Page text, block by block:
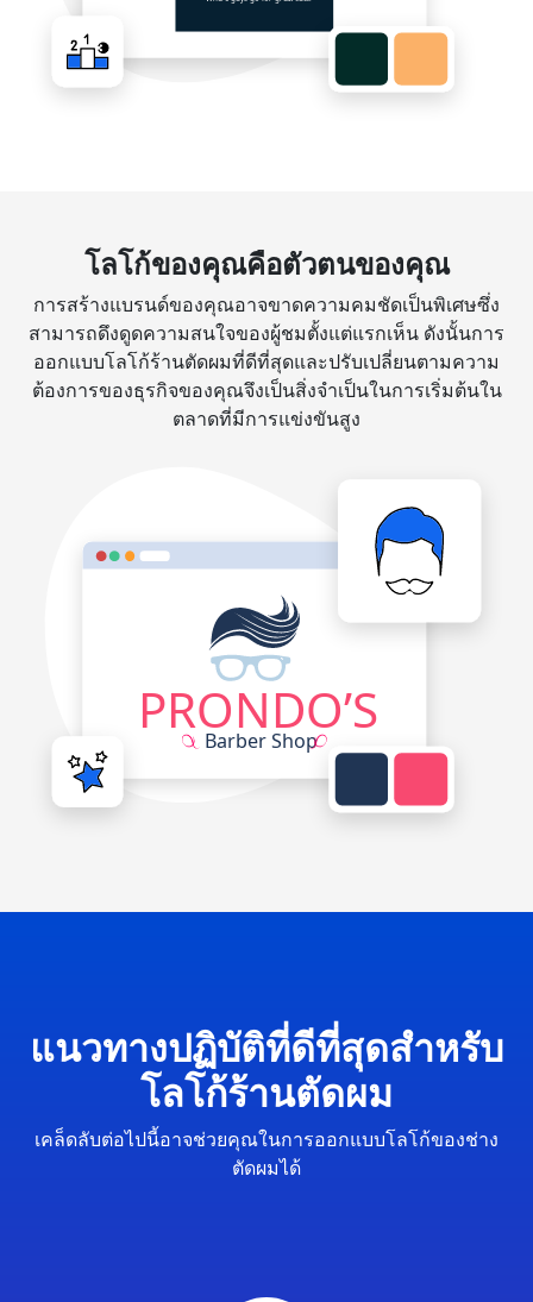
โลโก้ของคุณคือตัวตนของคุณ
การสร้างแบรนด์ของคุณอาจขาดความคมชัดเป็นพิเศษซึ่ง
สามารถดึงดูดความสนใจของผู้ชมตั้งแต่แรกเห็น ดังนั้นการ
ออกแบบโลโก้ร้านตัดผมที่ดีที่สุดและปรับเปลี่ยนตามความ
ต้องการของธุรกิจของคุณจึงเป็นสิ่งจำเป็นในการเริ่มต้นใน
ตลาดที่มีการแข่งขันสูง
แนวทางปฏิบัติที่ดีที่สุดสำหรับ
โลโก้ร้านตัดผม
เคล็ดลับต่อไปนี้อาจช่วยคุณในการออกแบบโลโก้ของช่าง
ตัดผมได้